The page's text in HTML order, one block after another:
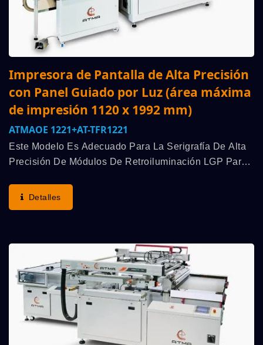
Impresora de Pantalla de Alta Precisión
con Panel Guiado por Luz (área máxima
de impresión 1120 x 1992 mm)
ATMAOE 1221+AT-TFR1221
Este Modelo Es Adecuado Para La Serigrafía De Alta
Precisión De Módulos De Retroiluminación LGP Para
Especial Fabrica Una Gran Mesa Deslizante Con
Alta...
Detalles